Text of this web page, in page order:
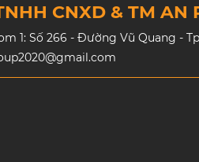
CNXD & TM AN
1: Số 266 - Đường Vũ Quang -